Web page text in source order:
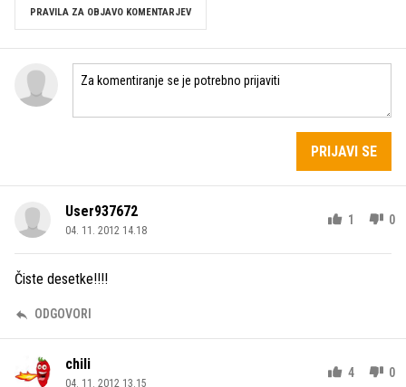
PRAVILA ZA OBJAVO KOMENTARJEV
PRIJAVI SE
User937672
04. 11. 2012 14.18
1 0
Čiste desetke!!!!
ODGOVORI
chili
04. 11. 2012 13.15
4 0